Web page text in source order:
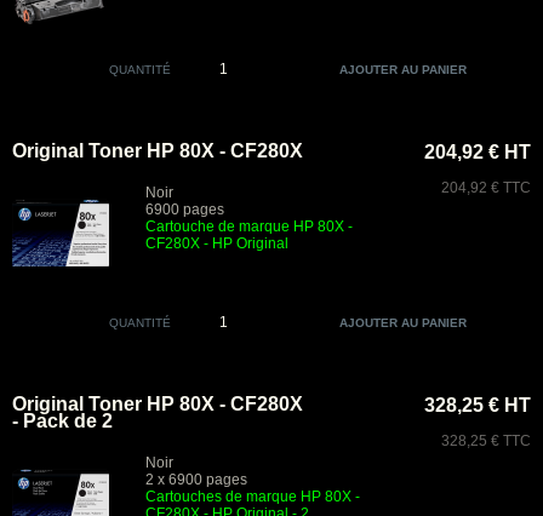
QUANTITÉ
Original Toner HP 80X - CF280X
Noir
6900 pages
Cartouche de marque HP 80X -
CF280X - HP Original
204,92 € HT
204,92 € TTC
QUANTITÉ
Original Toner HP 80X - CF280X
- Pack de 2
Noir
2 x 6900 pages
Cartouches de marque HP 80X -
328,25 € HT
328,25 € TTC